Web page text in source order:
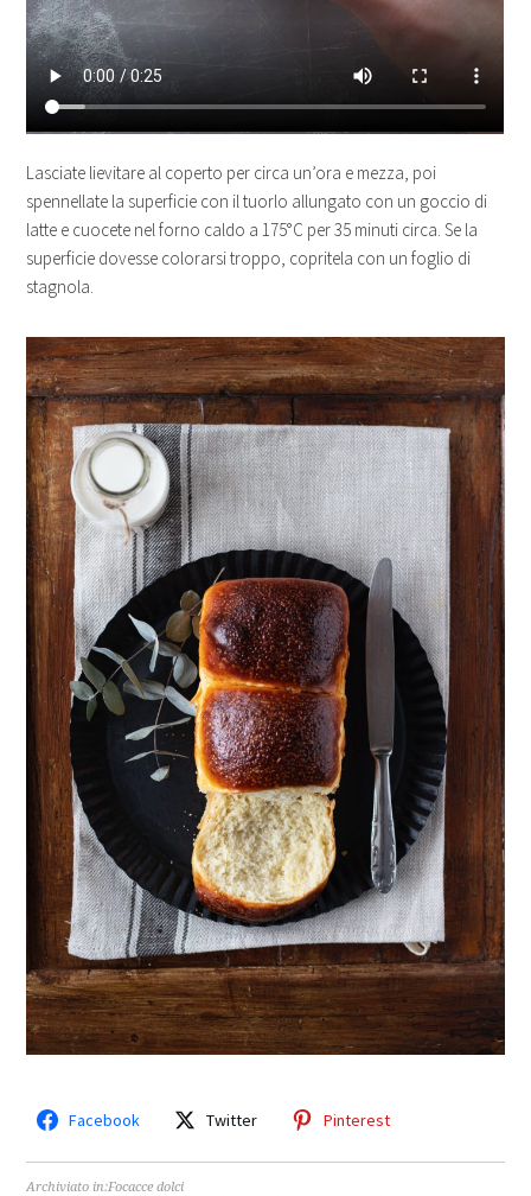
Lasciate lievitare al coperto per circa un’ora e mezza, poi
spennellate la superficie con il tuorlo allungato con un goccio di
latte e cuocete nel forno caldo a 175°C per 35 minuti circa. Se la
superficie dovesse colorarsi troppo, copritela con un foglio di
stagnola.
Facebook Twitter Pinterest
Archiviato in:Focacce dolci